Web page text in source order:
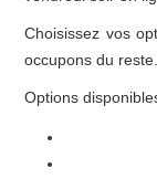
Choisissez vos
occupons du reste.
Options